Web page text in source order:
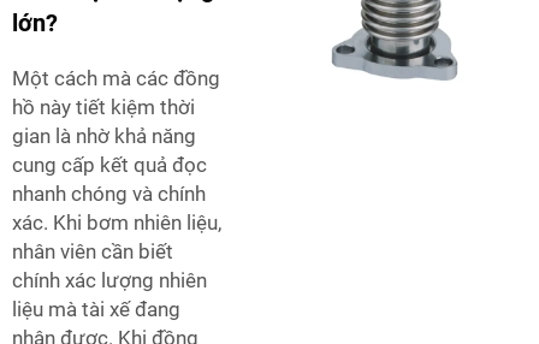
lớn?
Một cách mà các đồng
hồ này tiết kiệm thời
gian là nhờ khả năng
cung cấp kết quả đọc
nhanh chóng và chính
xác. Khi bơm nhiên liệu,
nhân viên cần biết
chính xác lượng nhiên
liệu mà tài xế đang
nhận được. Khi đồng